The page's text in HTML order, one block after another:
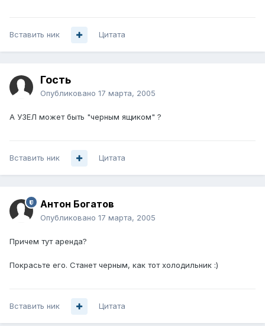
Вставить ник Цитата
Гость
Опубликовано 17 марта, 2005
А УЗЕЛ может быть "черным ящиком" ?
Вставить ник Цитата
Антон Богатов
Опубликовано 17 марта, 2005
Причем тут аренда?
Покрасьте его. Станет черным, как тот холодильник :)
Вставить ник Цитата